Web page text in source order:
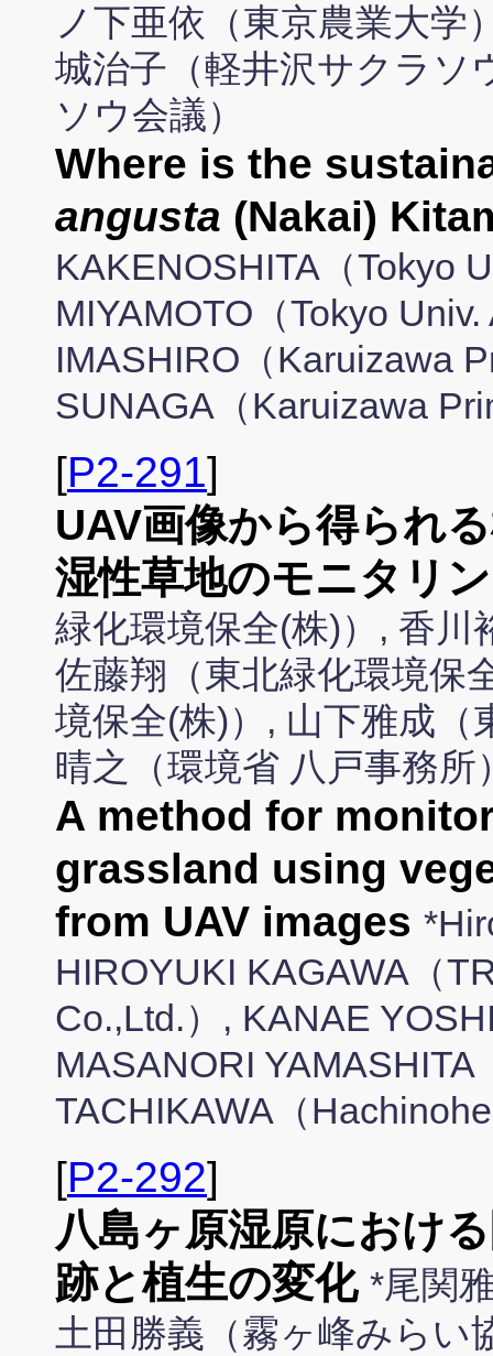
ノ下亜依（東京農業大学
城治子（軽井沢サクラソ
ソウ会議）
Where is the
angusta (Nakai)
KAKENOSHITA（Tokyo
MIYAMOTO（Tokyo
IMASHIRO（Karuizawa
SUNAGA（Karuizawa
[P2-291]
UAV画像から得られ
湿性草地のモニタリ
緑化環境保全(株)）, 香川
佐藤翔（東北緑化環境保
境保全(株)）, 山下雅成（
晴之（環境省 八戸事務所
A method for
grassland using
from UAV images
HIROYUKI KAGAWA（
Co.,Ltd.）, KANAE
MASANORI
TACHIKAWA（
[P2-292]
八島ヶ原湿原におけ
跡と植生の変化 *尾関
土田勝義（霧ヶ峰みらい